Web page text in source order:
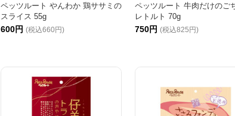
ペッツルート やんわか 鶏ササミの
スライス 55g
600円 (税込660円)
ペッツルート 牛肉だけのご
レトルト 70g
750円 (税込825円)